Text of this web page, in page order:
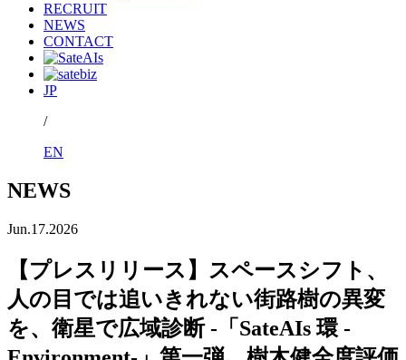
RECRUIT
NEWS
CONTACT
JP
/
EN
NEWS
Jun.17.2026
【プレスリリース】スペースシフト、
人の目では追いきれない街路樹の異変
を、衛星で広域診断 -「SateAIs 環 -